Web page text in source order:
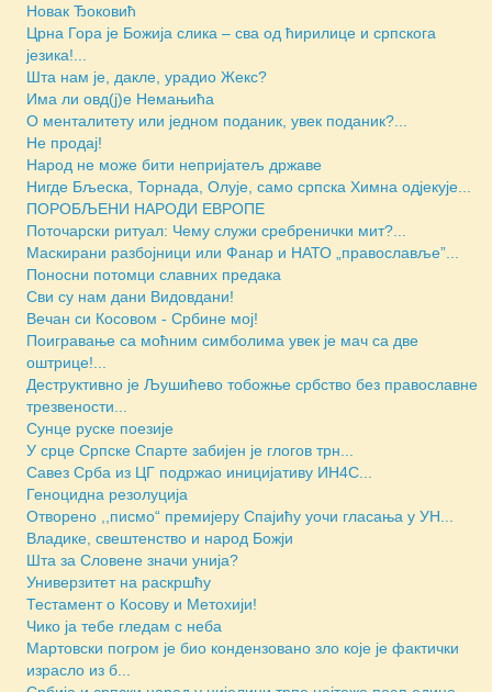
Новак Ђоковић
Црна Гора је Божија слика – сва од ћирилице и српскога
језика!...
Шта нам је, дакле, урадио Жекс?
Има ли овд(ј)е Немањића
О менталитету или једном поданик, увек поданик?...
Не продај!
Народ не може бити непријатељ државе
Нигде Бљеска, Торнада, Олује, само српска Химна одјекује...
ПОРОБЉЕНИ НАРОДИ ЕВРОПЕ
Поточарски ритуал: Чему служи сребренички мит?...
Маскирани разбојници или Фанар и НАТО „православље”...
Поносни потомци славних предака
Сви су нам дани Видовдани!
Вечан си Косовом - Србине мој!
Поигравање са моћним симболима увек је мач са две
оштрице!...
Деструктивно је Љушићево тобожње србство без православне
трезвености...
Сунце руске поезије
У срце Српске Спарте забијен је глогов трн...
Савез Срба из ЦГ подржао иницијативу ИН4С...
Геноцидна резолуција
Отворено ,,писмо“ премијеру Спајићу уочи гласања у УН...
Владике, свештенство и народ Божји
Шта за Словене значи унија?
Универзитет на раскршћу
Тестамент о Косову и Метохији!
Чико ја тебе гледам с неба
Мартовски погром је био кондензовано зло које је фактички
израсло из б...